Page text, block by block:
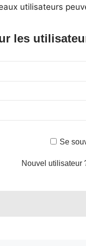
utilisateurs
les
Se
Nouvel utilisateur